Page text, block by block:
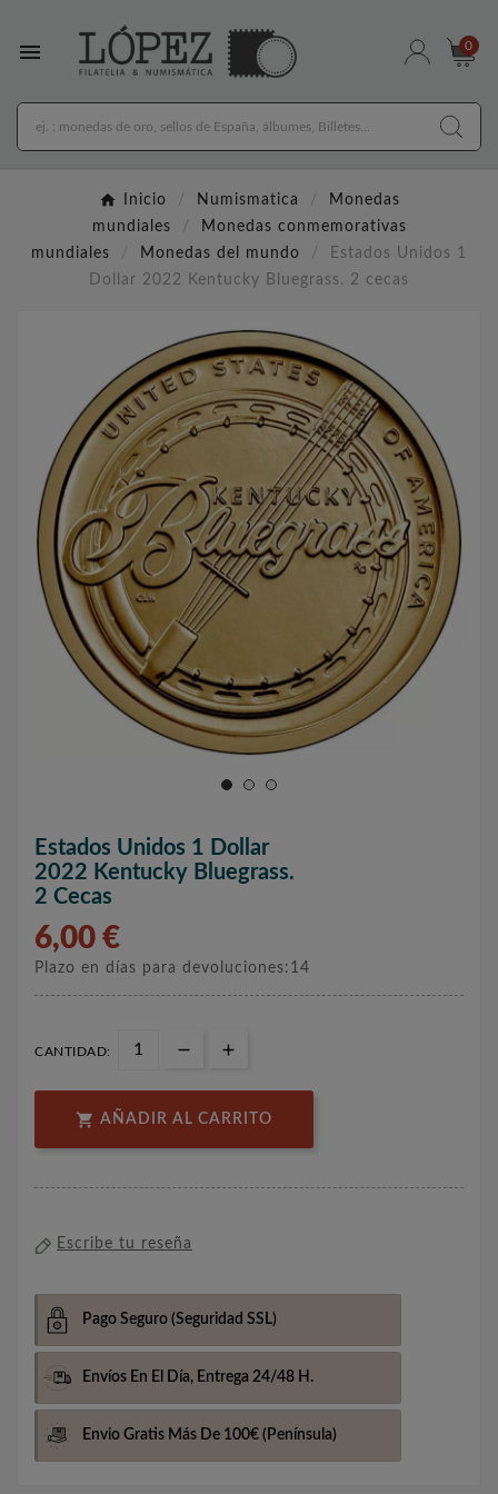
 0
Inicio Numismatica
Monedas
mundiales
Monedas conmemorativas
mundiales
Monedas del mundo
Estados Unidos 1
Dollar 2022 Kentucky Bluegrass. 2 cecas
Estados Unidos 1 Dollar
2022 Kentucky Bluegrass.
2 Cecas
6,00 €
Plazo en días para devoluciones:14
CANTIDAD:
 AÑADIR AL CARRITO
Escribe tu reseña
Pago Seguro (Seguridad SSL)
Envíos En El Día, Entrega 24/48 H.
Envio Gratis Más De 100€ (Península)